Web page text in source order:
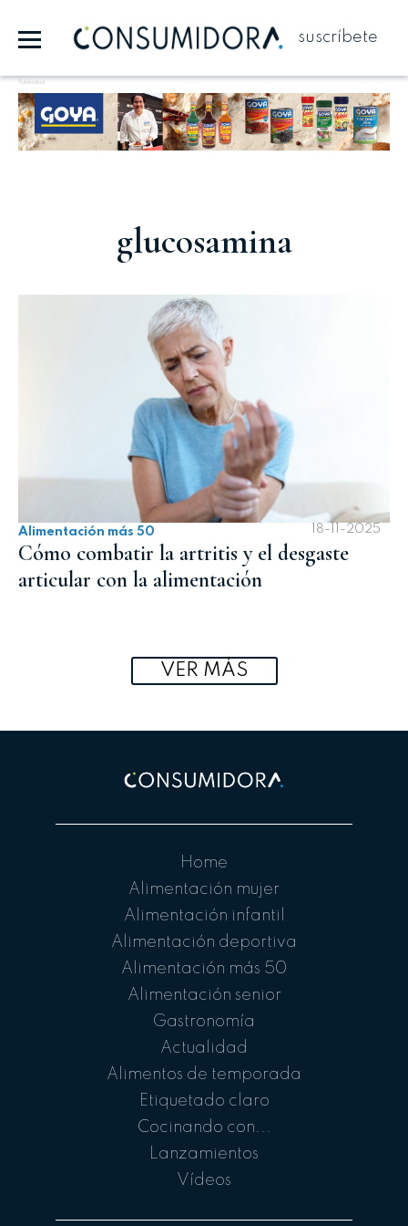
suscríbete
Publicidad
glucosamina
Alimentación más 50 18-11-2025
Cómo combatir la artritis y el desgaste
articular con la alimentación
VER MÁS
Home
Alimentación mujer
Alimentación infantil
Alimentación deportiva
Alimentación más 50
Alimentación senior
Gastronomía
Actualidad
Alimentos de temporada
Etiquetado claro
Cocinando con...
Lanzamientos
Vídeos